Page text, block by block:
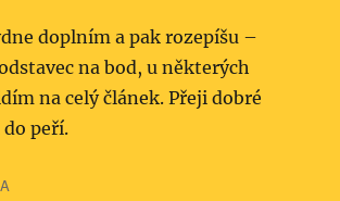
doplním a pak rozepíšu –
na bod, u některých
na celý článek. Přeji dobré
peří.